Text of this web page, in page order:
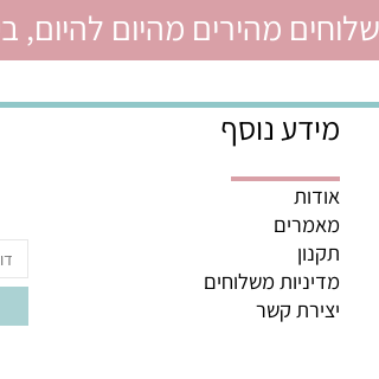
מידע נוסף
מאמרים